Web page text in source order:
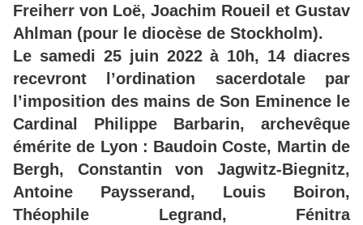
Freiherr von Loë, Joachim Roueil et Gustav
Ahlman (pour le diocèse de Stockholm).
Le samedi 25 juin 2022 à 10h, 14 diacres
recevront l’ordination sacerdotale par
l’imposition des mains de Son Eminence le
Cardinal Philippe Barbarin, archevêque
émérite de Lyon : Baudoin Coste, Martin de
Bergh, Constantin von Jagwitz-Biegnitz,
Antoine Paysserand, Louis Boiron,
Théophile Legrand, Fénitra